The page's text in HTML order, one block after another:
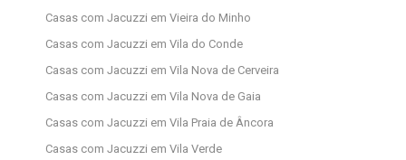
Casas com Jacuzzi em Vieira do Minho
Casas com Jacuzzi em Vila do Conde
Casas com Jacuzzi em Vila Nova de Cerveira
Casas com Jacuzzi em Vila Nova de Gaia
Casas com Jacuzzi em Vila Praia de Âncora
Casas com Jacuzzi em Vila Verde